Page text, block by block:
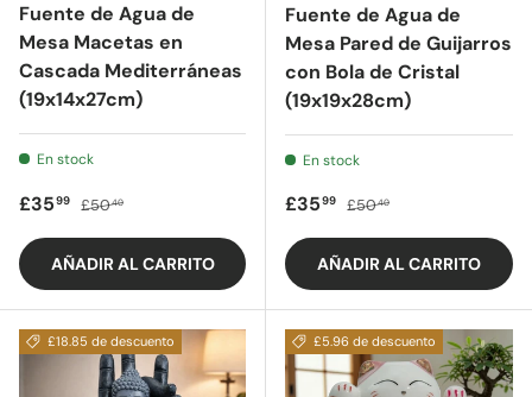
Fuente de Agua de
Mesa Macetas en
Cascada Mediterráneas
(19x14x27cm)
En stock
Precio de oferta
£3599 Precio regular
£5040
AÑADIR AL CARRITO
Fuente de Agua de
Mesa Pared de Guijarros
con Bola de Cristal
(19x19x28cm)
En stock
Precio de oferta
£3599 Precio regular
£5040
AÑADIR AL CARRITO
£18.85 de descuento £5.96 de descuento